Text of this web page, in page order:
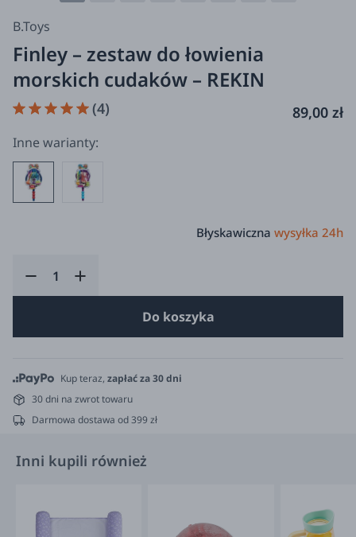
B.Toys
Finley – zestaw do łowienia
morskich cudaków – REKIN
(4) 89,00 zł
Inne warianty:
Błyskawiczna wysyłka 24h
Do koszyka
Kup teraz, zapłać za 30 dni
30 dni na zwrot towaru
Darmowa dostawa od 399 zł
Inni kupili również